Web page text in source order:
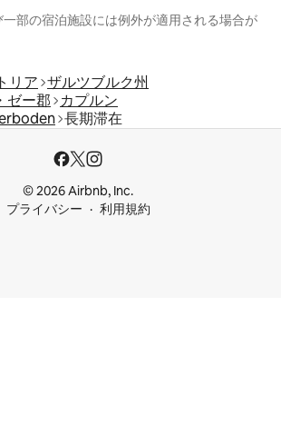
部の宿泊施設には例外が適用される場合が
リア ザルツブルク州
ゼー郡
カプルン
長期滞在
© 2026 Airbnb, Inc.
プライバシー
利用規約